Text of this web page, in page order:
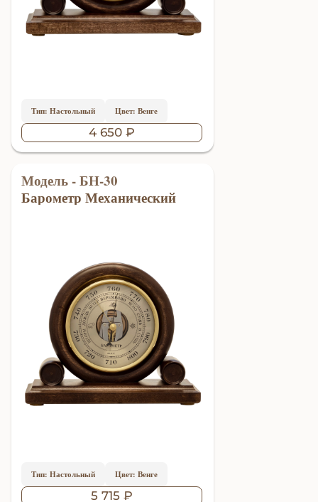
Тип: Настольный Цвет: Венге
4 650 ₽
Модель - БН-30
Барометр Механический
Тип: Настольный Цвет: Венге
5 715 ₽